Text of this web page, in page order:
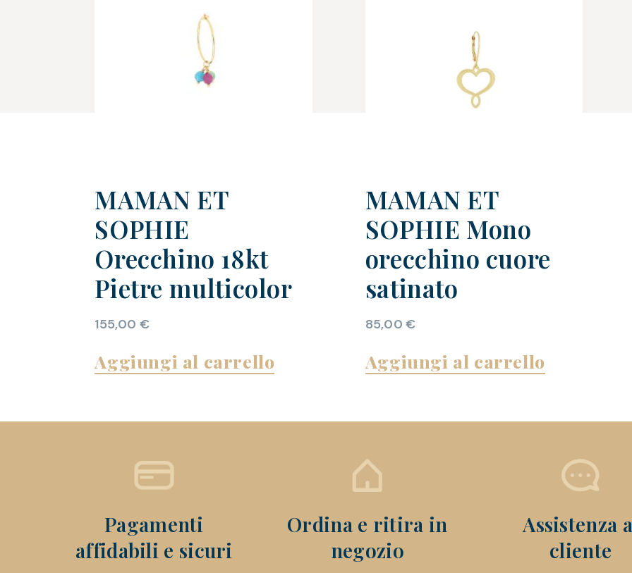
MAMAN ET
SOPHIE
Orecchino 18kt
Pietre multicolor
155,00 €
Aggiungi al carrello
MAMAN ET
SOPHIE Mono
orecchino cuore
satinato
85,00 €
Aggiungi al carrello
Pagamenti
affidabili e sicuri
Ordina e ritira in
negozio
Assistenza
cliente